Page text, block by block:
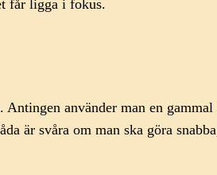
får ligga i fokus.
använder man en
är svåra om man ska göra